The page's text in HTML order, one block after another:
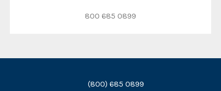
800 685 0899
(800) 685 0899